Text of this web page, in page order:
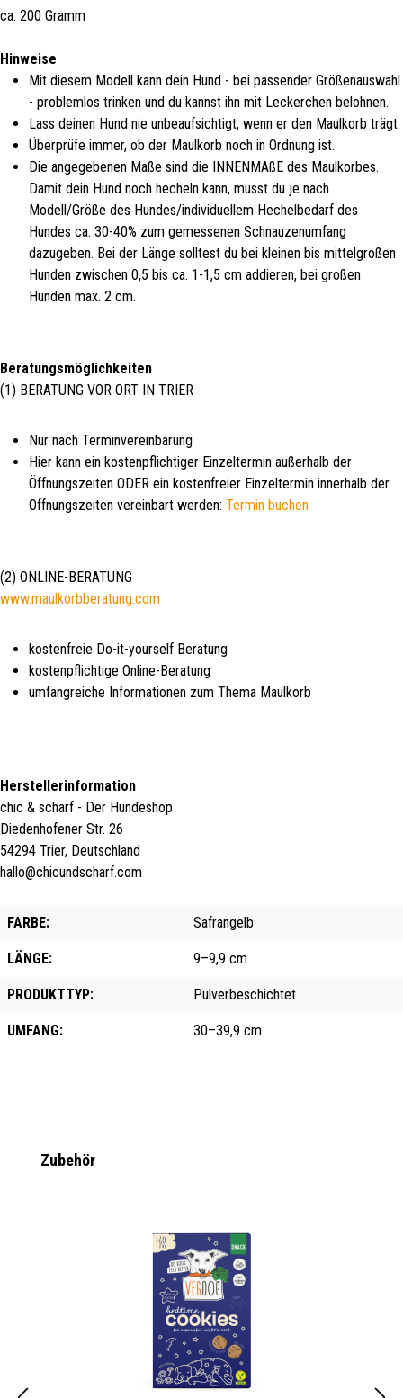
ca. 200 Gramm
Hinweise
Mit diesem Modell kann dein Hund - bei passender Größenauswahl
- problemlos trinken und du kannst ihn mit Leckerchen belohnen.
Lass deinen Hund nie unbeaufsichtigt, wenn er den Maulkorb trägt.
Überprüfe immer, ob der Maulkorb noch in Ordnung ist.
Die angegebenen Maße sind die INNENMAßE des Maulkorbes.
Damit dein Hund noch hecheln kann, musst du je nach
Modell/Größe des Hundes/individuellem Hechelbedarf des
Hundes ca. 30-40% zum gemessenen Schnauzenumfang
dazugeben. Bei der Länge solltest du bei kleinen bis mittelgroßen
Hunden zwischen 0,5 bis ca. 1-1,5 cm addieren, bei großen
Hunden max. 2 cm.
Beratungsmöglichkeiten
(1) BERATUNG VOR ORT IN TRIER
Nur nach Terminvereinbarung
Hier kann ein kostenpflichtiger Einzeltermin außerhalb der
Öffnungszeiten ODER ein kostenfreier Einzeltermin innerhalb der
Öffnungszeiten vereinbart werden: Termin buchen
(2) ONLINE-BERATUNG
www.maulkorbberatung.com
kostenfreie Do-it-yourself Beratung
kostenpflichtige Online-Beratung
umfangreiche Informationen zum Thema Maulkorb
Herstellerinformation
chic & scharf - Der Hundeshop
Diedenhofener Str. 26
54294 Trier, Deutschland
hallo@chicundscharf.com
FARBE: Safrangelb
LÄNGE: 9–9,9 cm
PRODUKTTYP: Pulverbeschichtet
UMFANG: 30–39,9 cm
Produktgalerie überspringen
Zubehör